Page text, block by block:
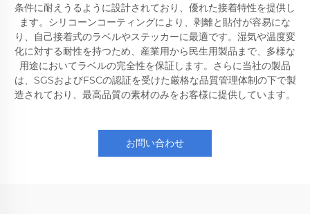
条件に耐えうるように設計されており、優れた接着特性を提供し
ます。シリコーンコーティングにより、剥離と貼付が容易にな
り、自己接着式のラベルやステッカーに最適です。湿気や温度変
化に対する耐性を持つため、産業用から民生用製品まで、多様な
用途においてラベルの完全性を保証します。さらに当社の製品
は、SGSおよびFSCの認証を受けた厳格な品質管理体制の下で製
造されており、最高品質の素材のみをお客様に提供しています。
お問い合わせ